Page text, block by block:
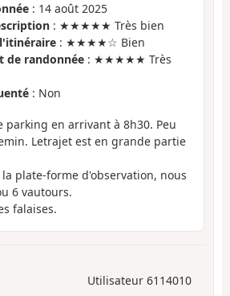
: 14 août 2025
: ★★★★★ Très bien
: ★★★★☆ Bien
de randonnée : ★★★★★ Très
: Non
parking en arrivant à 8h30. Peu
Letrajet est en grande partie
plate-forme d'observation, nous
6 vautours.
falaises.
Utilisateur 6114010